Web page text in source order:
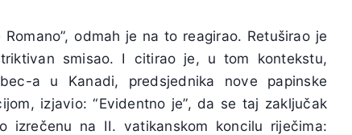
odmah je na to reagirao. Retuširao je
smisao. I citirao je, u tom kontekstu,
a u Kanadi, predsjednika nove papinske
izjavio: “Evidentno je”, da se taj zaključak
izrečenu na II. vatikanskom koncilu riječima: